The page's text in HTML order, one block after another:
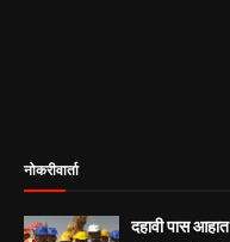
नोकरीवार्ता
दहावी पास